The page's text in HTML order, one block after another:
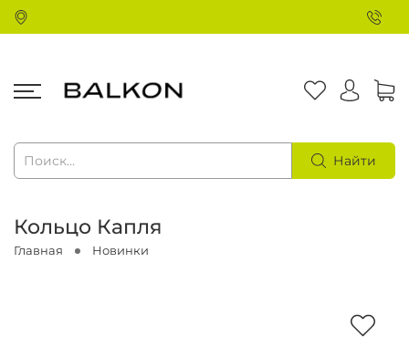
Найти
Кольцо Капля
Главная Новинки